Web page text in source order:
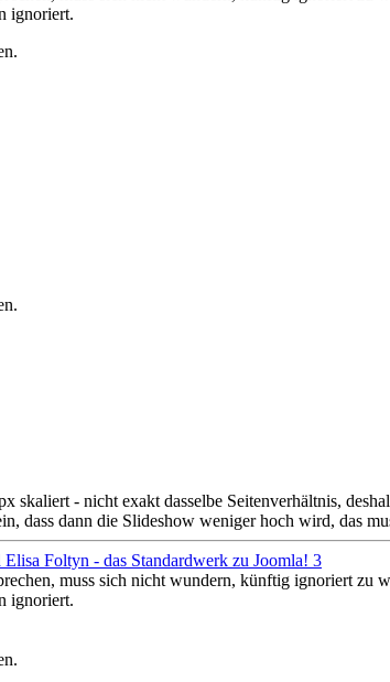
ignoriert.
- nicht exakt dasselbe Seitenverhältnis,
dass dann die Slideshow weniger hoch wird, das
Foltyn - das Standardwerk zu Joomla! 3
muss sich nicht wundern, künftig ignoriert zu
ignoriert.